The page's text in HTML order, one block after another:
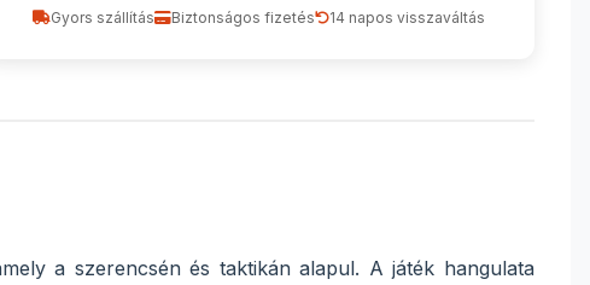
Gyors szállítás Biztonságos fizetés 14 napos visszaváltás
a szerencsén és taktikán alapul. A játék hangulata